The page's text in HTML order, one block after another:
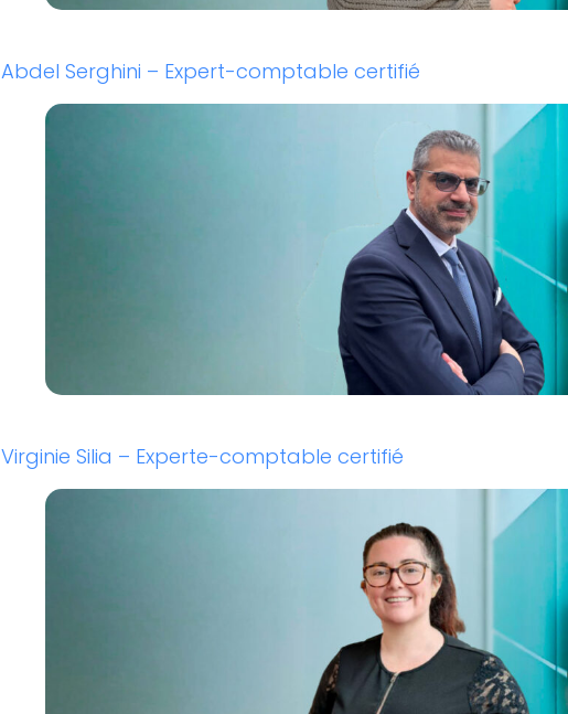
Abdel Serghini – Expert-comptable certifié
Virginie Silia – Experte-comptable certifié